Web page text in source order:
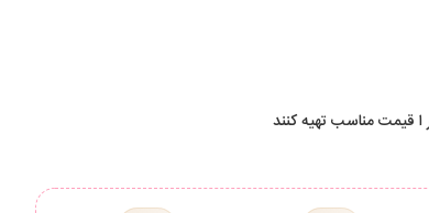
ا قیمت مناسب تهیه کنند